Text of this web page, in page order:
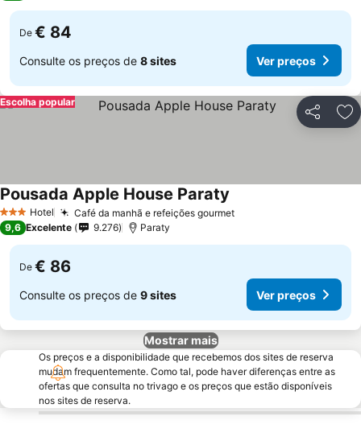
De € 84
Consulte os preços de 8 sites Ver preços
Partilhar
Escolha popular
3 EstrelasHotel Café da manhã e refeições gourmet
Pousada Apple House Paraty
9,6 Excelente 9.276 Paraty
De € 86
Consulte os preços de 9 sites Ver preços
Mostrar mais
Os preços e a disponibilidade que recebemos dos sites de reserva
mudam frequentemente. Como tal, pode haver diferenças entre as
ofertas que consulta no trivago e os preços que estão disponíveis
nos sites de reserva.